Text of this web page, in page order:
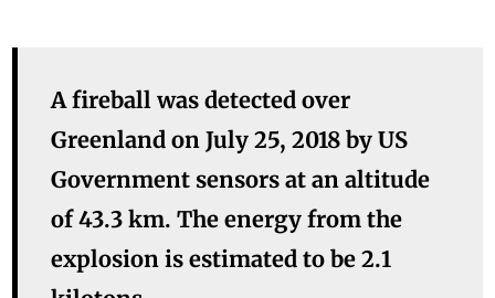
A fireball was detected over
Greenland on July 25, 2018 by US
Government sensors at an altitude
of 43.3 km. The energy from the
explosion is estimated to be 2.1